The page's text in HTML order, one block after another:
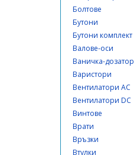
Болтове
Бутони
Бутони комплект
Валове-оси
Ваничка-дозатор
Варистори
Вентилатори AC
Вентилатори DC
Винтове
Врати
Връзки
Втулки